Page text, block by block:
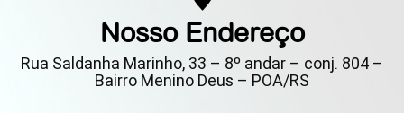
Nosso Endereço
Rua Saldanha Marinho, 33 – 8º andar – conj. 804 –
Bairro Menino Deus – POA/RS